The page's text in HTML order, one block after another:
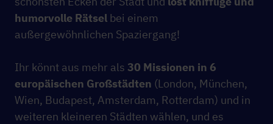
humorvolle Rätsel bei einem
außergewöhnlichen Spaziergang!
Ihr könnt aus mehr als 30 Missionen in 6
europäischen Großstädten (London, München,
Wien, Budapest, Amsterdam, Rotterdam) und in
weiteren kleineren Städten wählen, und es